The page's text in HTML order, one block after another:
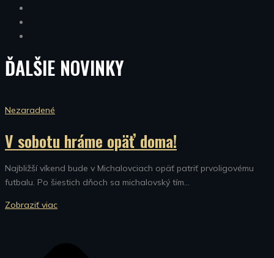
ĎALŠIE NOVINKY
Nezaradené
V sobotu hráme opäť doma!
Najbližší víkend bude v Michalovciach opäť patriť prvoligovému
futbalu. Po šiestich dňoch sa michalovský tím...
Zobraziť viac